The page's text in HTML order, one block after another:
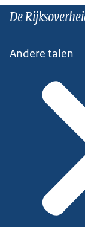
De
Andere talen